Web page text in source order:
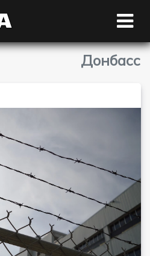
Донбасс